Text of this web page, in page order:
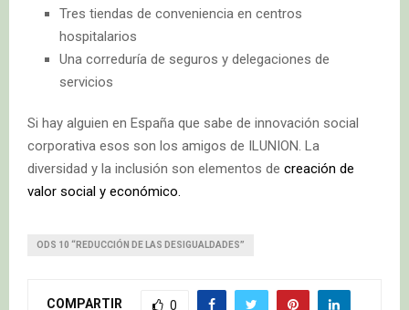
Tres tiendas de conveniencia en centros
hospitalarios
Una correduría de seguros y delegaciones de
servicios
Si hay alguien en España que sabe de innovación social
corporativa esos son los amigos de ILUNION. La
diversidad y la inclusión son elementos de creación de
valor social y económico.
ODS 10 “REDUCCIÓN DE LAS DESIGUALDADES”
COMPARTIR 0